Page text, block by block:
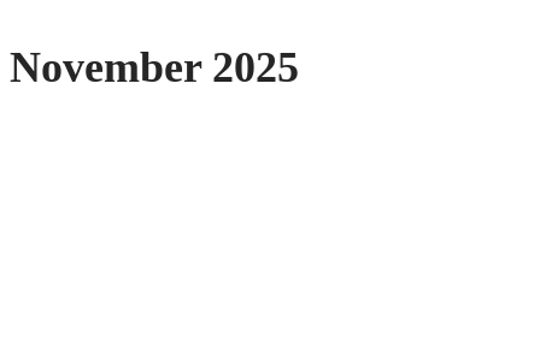
November 2025